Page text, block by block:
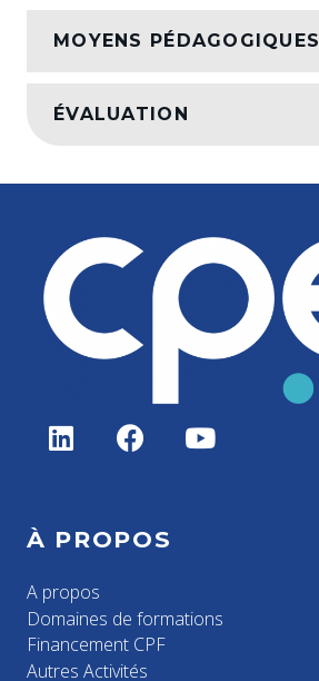
MOYENS PÉDAGOGIQUES
ÉVALUATION
À PROPOS
A propos
Domaines de formations
Financement CPF
Autres Activités